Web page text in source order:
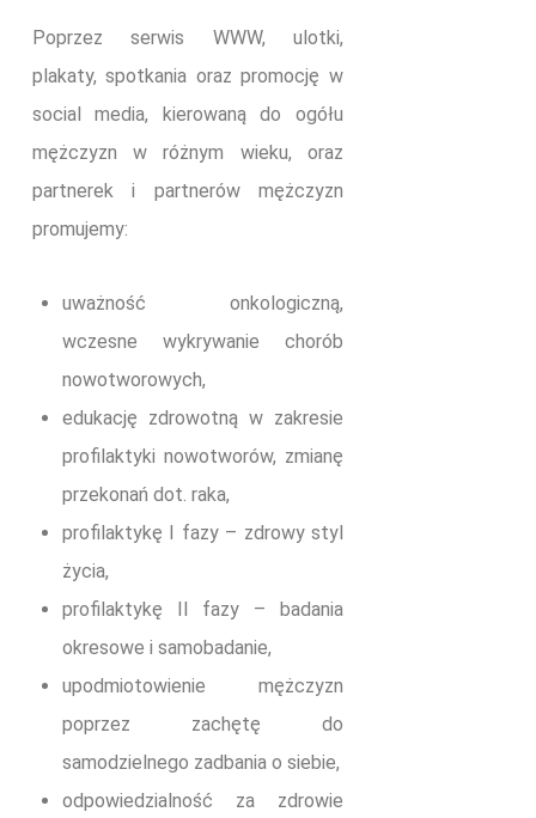
Poprzez serwis WWW, ulotki,
plakaty, spotkania oraz promocję w
social media, kierowaną do ogółu
mężczyzn w różnym wieku, oraz
partnerek i partnerów mężczyzn
promujemy:
uważność onkologiczną,
wczesne wykrywanie chorób
nowotworowych,
edukację zdrowotną w zakresie
profilaktyki nowotworów, zmianę
przekonań dot. raka,
profilaktykę I fazy – zdrowy styl
życia,
profilaktykę II fazy – badania
okresowe i samobadanie,
upodmiotowienie mężczyzn
poprzez zachętę do
samodzielnego zadbania o siebie,
odpowiedzialność za zdrowie